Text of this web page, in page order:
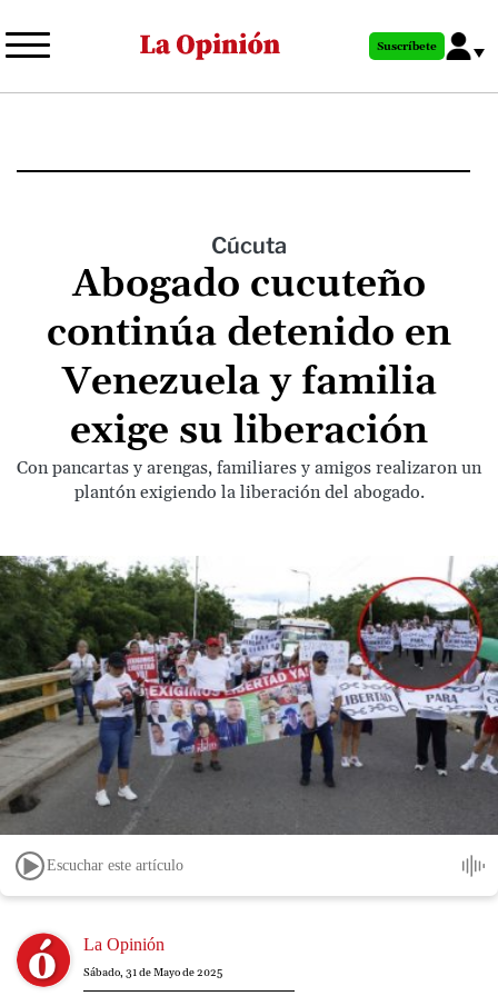
al
principal
Suscríbete
Cúcuta
Abogado cucuteño
continúa detenido en
Venezuela y familia
exige su liberación
Con pancartas y arengas, familiares y amigos realizaron un
plantón exigiendo la liberación del abogado.
Escuchar este artículo
Image La Opinión
Sábado, 31 de Mayo de 2025